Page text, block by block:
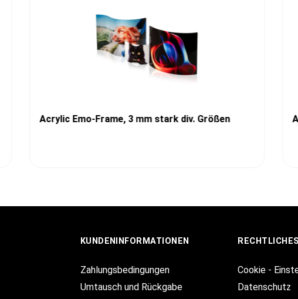
Acrylic Emo-Frame, 3 mm stark div. Größen
KUNDENINFORMATIONEN
Zahlungsbedingungen
Umtausch und Rückgabe
RECHTLICHES
Cookie -
Datenschutz